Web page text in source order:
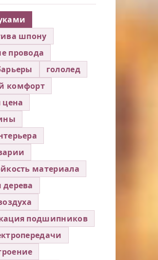
шпону
провода
гололед
комфорт
цена
материала
подшипников